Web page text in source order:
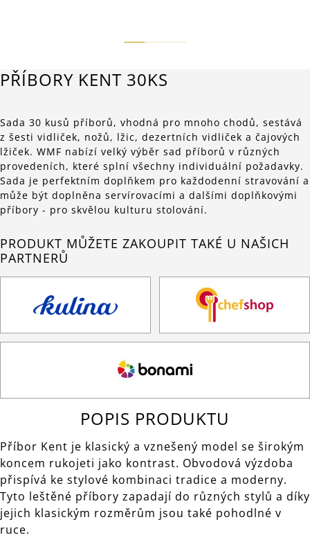
PŘÍBORY KENT 30KS
Sada 30 kusů příborů, vhodná pro mnoho chodů, sestává
z šesti vidliček, nožů, lžic, dezertních vidliček a čajových
lžiček. WMF nabízí velký výběr sad příborů v různých
provedeních, které splní všechny individuální požadavky.
Sada je perfektním doplňkem pro každodenní stravování a
může být doplněna servírovacími a dalšími doplňkovými
příbory - pro skvělou kulturu stolování.
PRODUKT MŮŽETE ZAKOUPIT TAKÉ U NAŠICH
PARTNERŮ
POPIS PRODUKTU
Příbor Kent je klasický a vznešený model se širokým
koncem rukojeti jako kontrast. Obvodová výzdoba
přispívá ke stylové kombinaci tradice a moderny.
Tyto leštěné příbory zapadají do různých stylů a díky
jejich klasickým rozměrům jsou také pohodlné v
ruce.